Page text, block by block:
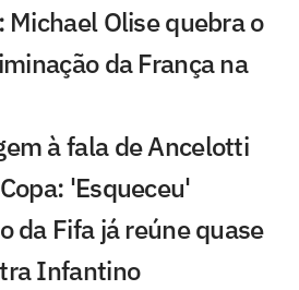
Michael Olise quebra o
da França na
à fala de Ancelotti
'Esqueceu'
da Fifa já reúne quase
Infantino